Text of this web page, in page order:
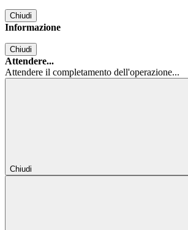
Chiudi
Informazione
Chiudi
Attendere...
Attendere il completamento dell'operazione...
Chiudi